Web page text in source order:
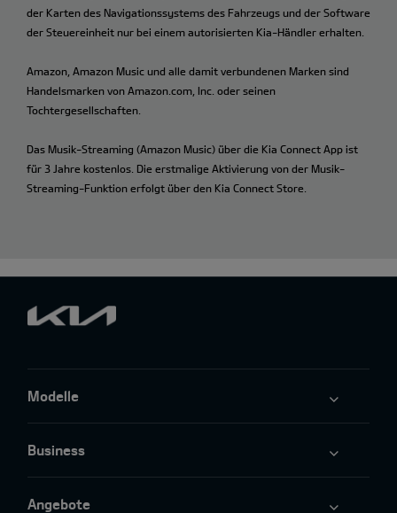
der Karten des Navigationssystems des Fahrzeugs und der Software
der Steuereinheit nur bei einem autorisierten Kia-Händler erhalten.
Amazon, Amazon Music und alle damit verbundenen Marken sind
Handelsmarken von Amazon.com, Inc. oder seinen
Tochtergesellschaften.
Das Musik-Streaming (Amazon Music) über die Kia Connect App ist
für 3 Jahre kostenlos. Die erstmalige Aktivierung von der Musik-
Streaming-Funktion erfolgt über den Kia Connect Store.
Modelle
Business
Angebote